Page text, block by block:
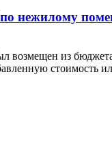
нежилому
из
стоимость